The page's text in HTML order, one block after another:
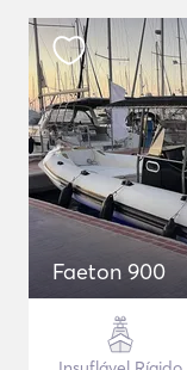
Faeton 900